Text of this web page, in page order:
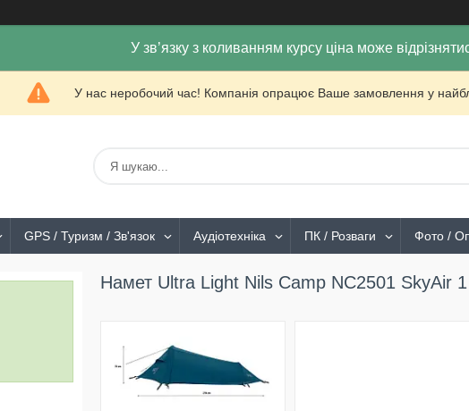
У зв’язку з коливанням курсу ціна може
У нас неробочий час! Компанія опрацює Ваше замовлення у
GPS / Туризм / Зв'язок Аудіотехніка ПК / Розваги Фото /
Намет Ultra Light Nils Camp NC2501 SkyAir 1